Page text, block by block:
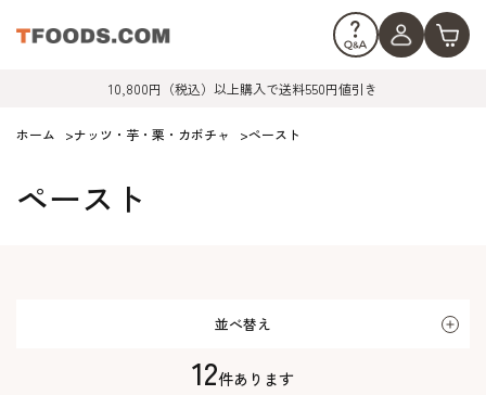
10,800円（税込）以上購入で送料550円値引き
ホーム >ナッツ・芋・栗・カボチャ >ペースト
ペースト
並べ替え
12件あります